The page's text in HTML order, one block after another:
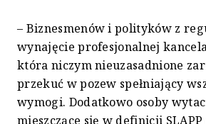
– Biznesmenów i polityków z
wynajęcie profesjonalnej
która niczym nieuzasadnione
przekuć w pozew spełniający
wymogi. Dodatkowo osoby
mieszczące się w definicji SLAPP